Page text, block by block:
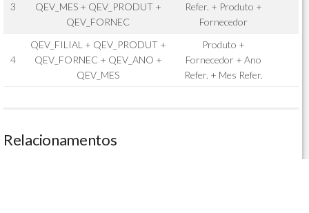
3
QEV_MES + QEV_PRODUT +
QEV_FORNEC
Refer. + Produto +
Fornecedor
4
QEV_FILIAL + QEV_PRODUT +
QEV_FORNEC + QEV_ANO +
QEV_MES
Produto +
Fornecedor + Ano
Refer. + Mes Refer.
Relacionamentos